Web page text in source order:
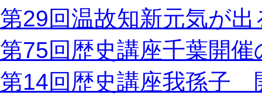
第29回温故知新元気が
第75回歴史講座千葉開催
第14回歴史講座我孫子